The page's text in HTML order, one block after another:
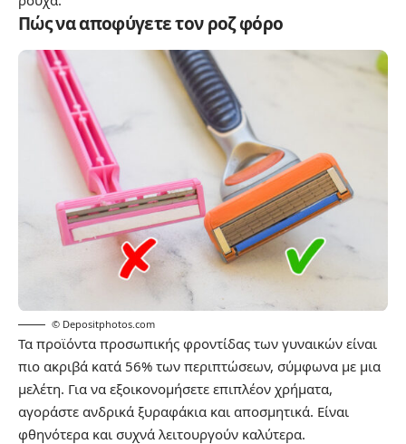
Πώς να αποφύγετε τον ροζ φόρο
© Depositphotos.com
Τα προϊόντα προσωπικής φροντίδας των γυναικών είναι
πιο ακριβά κατά 56% των περιπτώσεων, σύμφωνα με μια
μελέτη. Για να εξοικονομήσετε επιπλέον χρήματα,
αγοράστε ανδρικά ξυραφάκια και αποσμητικά. Είναι
φθηνότερα και συχνά λειτουργούν καλύτερα.